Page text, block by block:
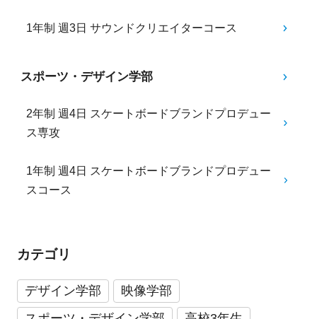
1年制 週3日 サウンドクリエイターコース
スポーツ・デザイン学部
2年制 週4日 スケートボードブランドプロデュー
ス専攻
1年制 週4日 スケートボードブランドプロデュー
スコース
カテゴリ
デザイン学部
映像学部